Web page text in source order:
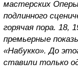
мастерских
подлинного
горячая пора. 18,
премьерные
«Набукко». До
ставили только